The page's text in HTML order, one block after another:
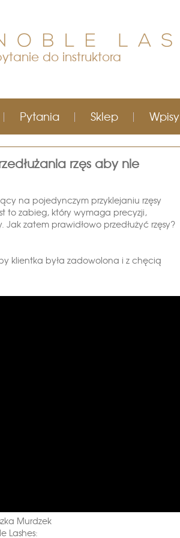
do instruktora
Pytania Sklep Wpisy
rzęs aby nie
na pojedynczym przyklejaniu rzęsy
to zabieg, który wymaga precyzji,
zatem prawidłowo przedłużyć rzęsy?
klientka była zadowolona i z chęcią
Murdzek
Lashes: